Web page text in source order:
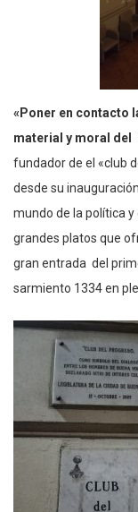
«Poner en contacto
material y moral del
fundador de el «club
desde su
mundo de la política
grandes platos que
gran entrada del
sarmiento 1334 en